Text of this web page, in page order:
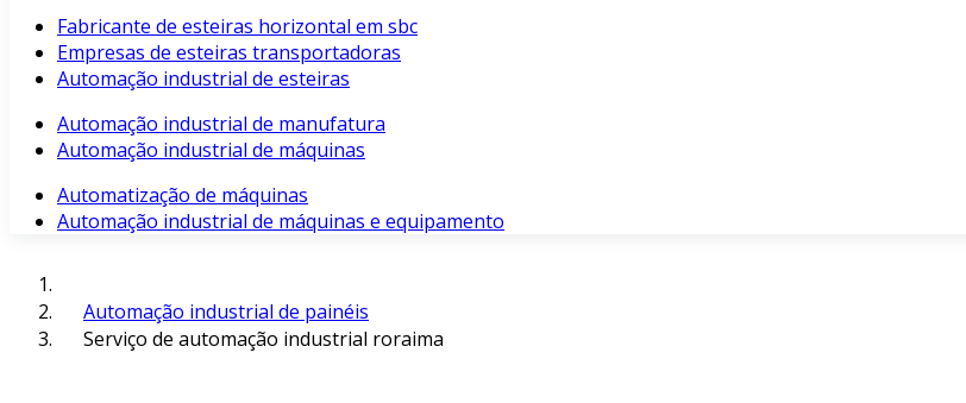
Fabricante de esteiras horizontal em sbc
Empresas de esteiras transportadoras
Automação industrial de esteiras
Automação industrial de manufatura
Automação industrial de máquinas
Automatização de máquinas
Automação industrial de máquinas e equipamento
Automação industrial de painéis
Serviço de automação industrial roraima